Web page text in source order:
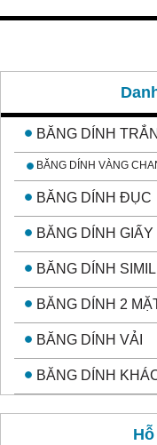
dính
Liên Hệ
BĂNG DÍNH
BĂNG DÍNH VÀNG
BĂNG DÍNH ĐỤC
BĂNG DÍNH GIẤY
BĂNG DÍNH SIMILI
BĂNG DÍNH 2
BĂNG DÍNH VẢI
BĂNG DÍNH